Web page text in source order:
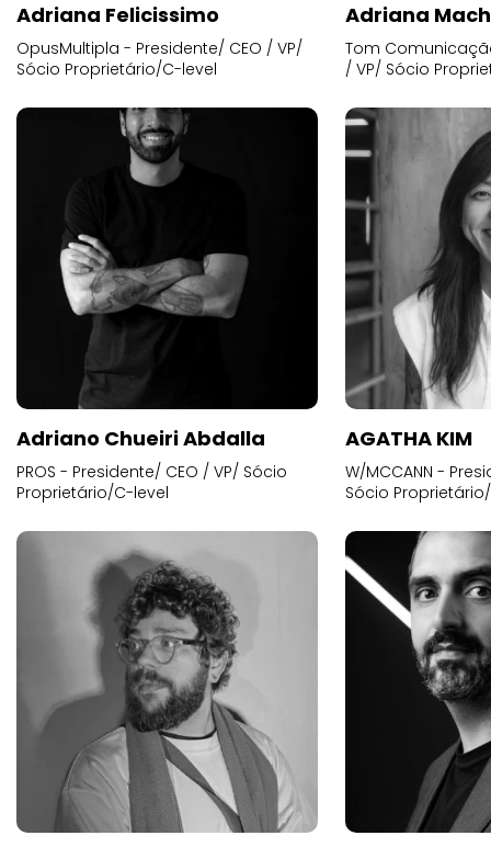
Adriana Felicissimo
OpusMultipla - Presidente/ CEO / VP/
Sócio Proprietário/C-level
Adriana
Tom
/ VP/ Sócio
Adriano Chueiri Abdalla
PROS - Presidente/ CEO / VP/ Sócio
Proprietário/C-level
AGATHA KIM
W/MCCANN -
Sócio